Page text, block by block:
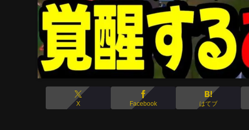
X Facebook はてブ